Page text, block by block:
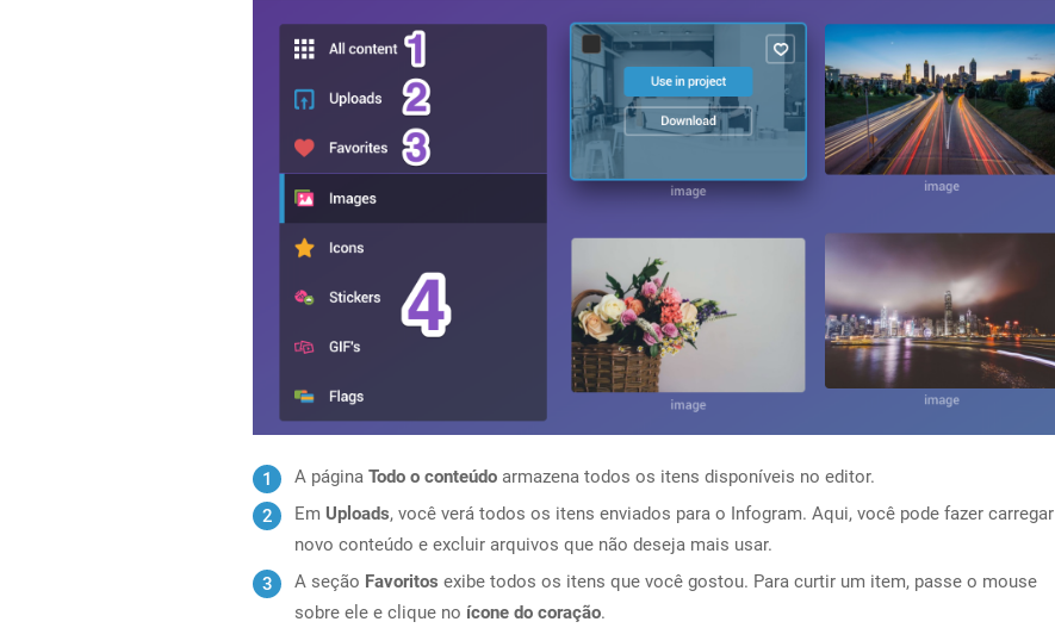
A página Todo o conteúdo armazena todos os itens disponíveis no editor.
Em Uploads, você verá todos os itens enviados para o Infogram. Aqui, você pode fazer carregar
novo conteúdo e excluir arquivos que não deseja mais usar.
A seção Favoritos exibe todos os itens que você gostou. Para curtir um item, passe o mouse
sobre ele e clique no ícone do coração.